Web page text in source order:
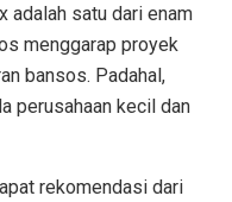
adalah satu dari enam
menggarap proyek
bansos. Padahal,
perusahaan kecil dan
rekomendasi dari